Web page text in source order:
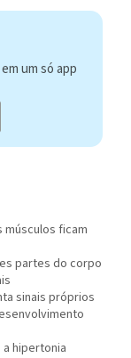
um só app
ficam
partes do corpo
sinais próprios
hipertonia